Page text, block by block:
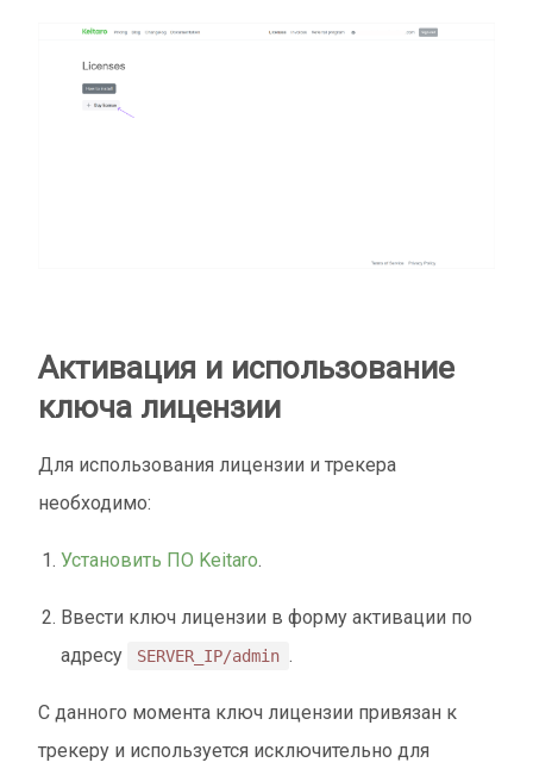
Активация и использование
ключа лицензии
Для использования лицензии и трекера
необходимо:
Установить ПО Keitaro.
Ввести ключ лицензии в форму активации по
адресу
SERVER_IP/admin .
С данного момента ключ лицензии привязан к
трекеру и используется исключительно для